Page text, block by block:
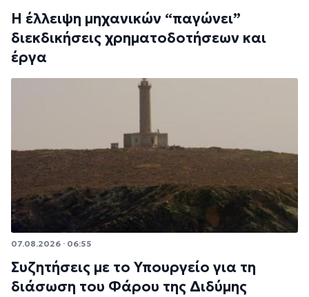
Η έλλειψη μηχανικών “παγώνει”
διεκδικήσεις χρηματοδοτήσεων και
έργα
07.08.2026 · 06:55
Συζητήσεις με το Υπουργείο για τη
διάσωση του Φάρου της Διδύμης